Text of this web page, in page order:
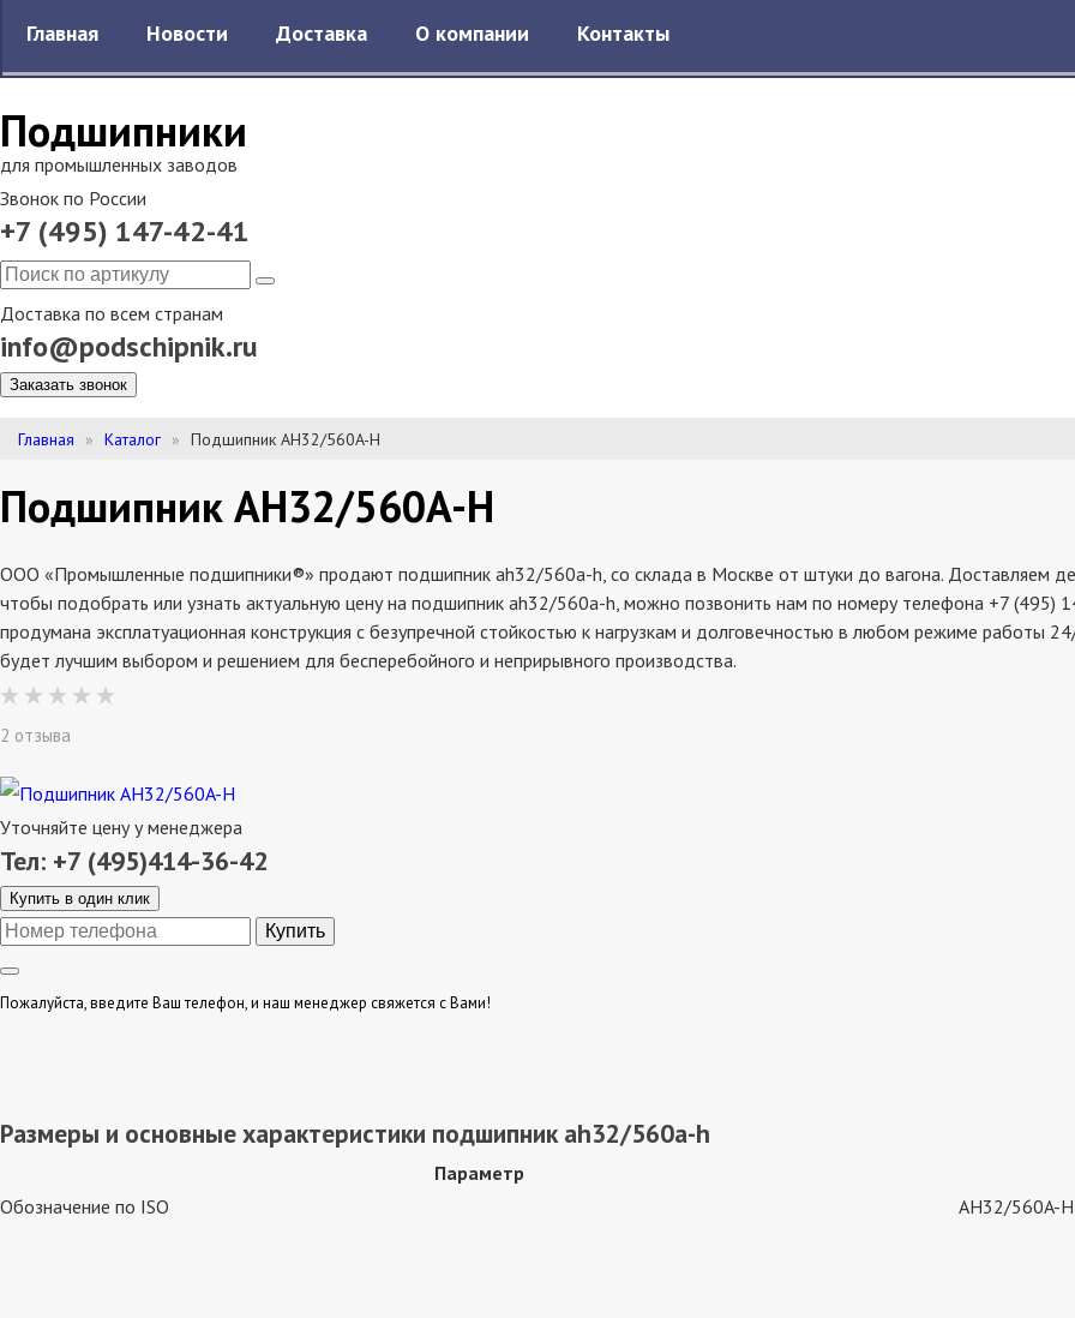
Подшипники
для промышленных заводов
Звонок по России
+7 (495) 147-42-41
Доставка по всем странам
info@podschipnik.ru
Заказать звонок
Главная Новости Доставка О компании Контакты
Главная Каталог Подшипник AH32/560A-H
Подшипник AH32/560A-H
ООО «Промышленные подшипники®» продают подшипник ah32/560a-h, со склада в Москве от штуки до вагона. Доставляем
чтобы подобрать или узнать актуальную цену на подшипник ah32/560a-h, можно позвонить нам по номеру телефона +7 (495)
продумана эксплатуационная конструкция с безупречной стойкостью к нагрузкам и долговечностью в любом режиме работы
будет лучшим выбором и решением для бесперебойного и неприрывного производства.
2 отзыва
Уточняйте цену у менеджера
Тел: +7 (495)414-36-42
Купить в один клик
Пожалуйста, введите Ваш телефон, и наш менеджер свяжется с Вами!
Размеры и основные характеристики подшипник ah32/560a-h
Параметр
Обозначение по ISO
AH32/560A-H